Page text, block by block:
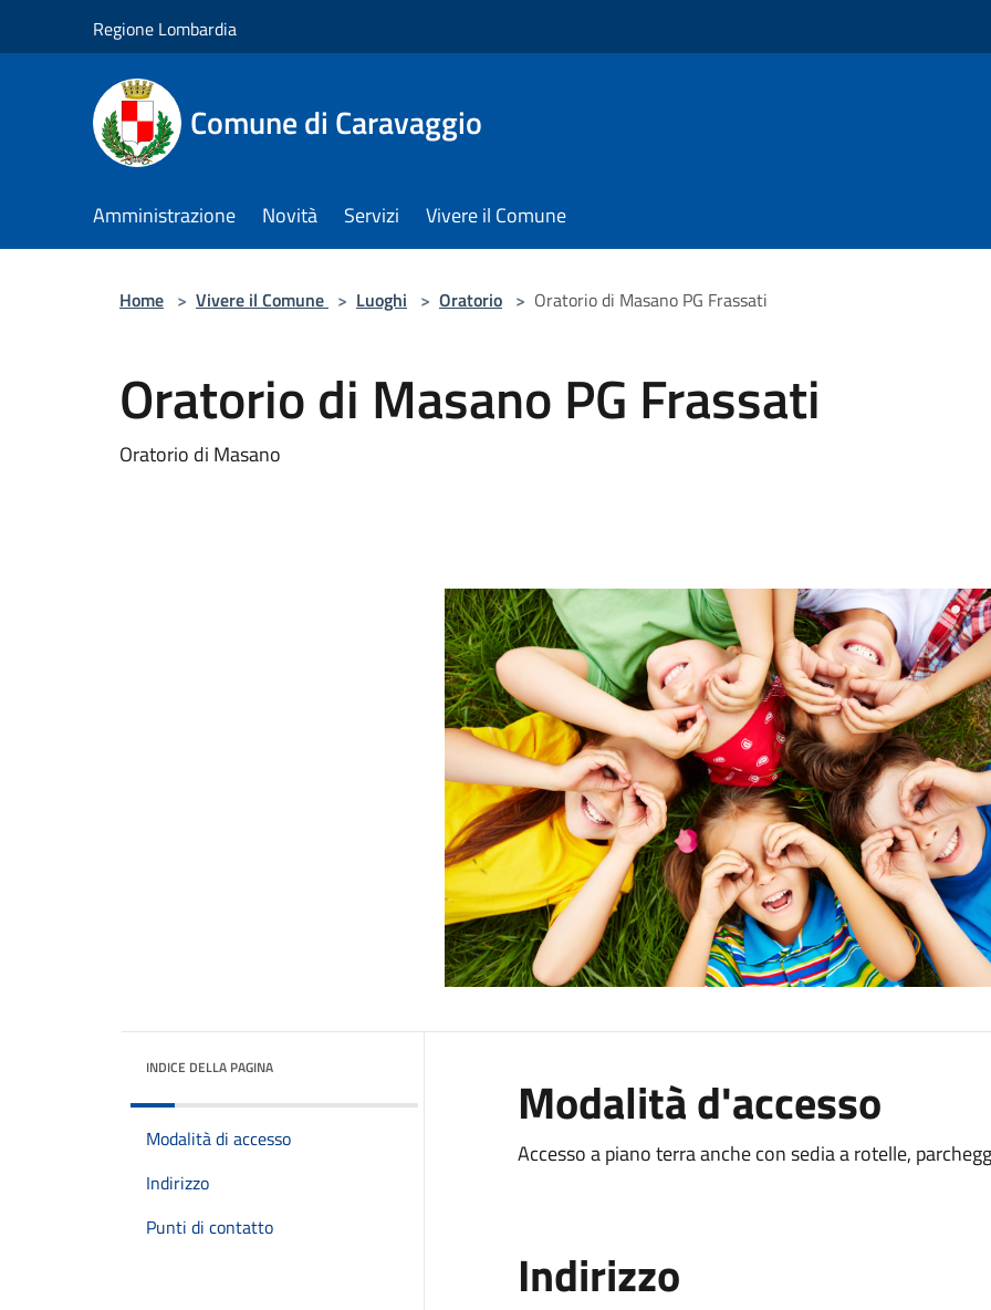
Regione Lombardia
Comune di Caravaggio
Amministrazione Novità Servizi Vivere il Comune
Home > Vivere il Comune > Luoghi > Oratorio > Oratorio di Masano PG Frassati
Oratorio di Masano PG Frassati
Oratorio di Masano
INDICE DELLA PAGINA
Modalità di accesso
Indirizzo
Punti di contatto
Modalità d'accesso
Accesso a piano terra anche con sedia a rotelle,
Indirizzo